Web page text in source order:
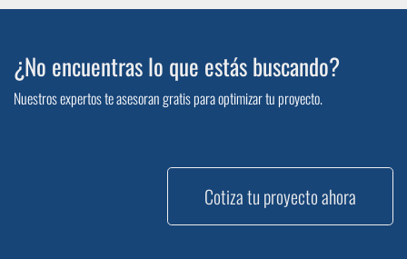
¿No encuentras lo que estás buscando?
Nuestros expertos te asesoran gratis para optimizar tu proyecto.
Cotiza tu proyecto ahora